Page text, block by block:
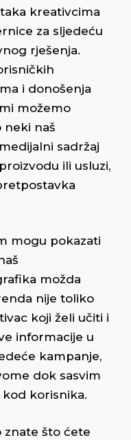
kreativcima
za sljedeću
rješenja.
i donošenja
možemo
naš
sadržaj
ili usluzi,
mogu pokazati
možda
nije toliko
koji želi učiti i
informacije u
kampanje,
dok sasvim
korisnika.
znate što ćete